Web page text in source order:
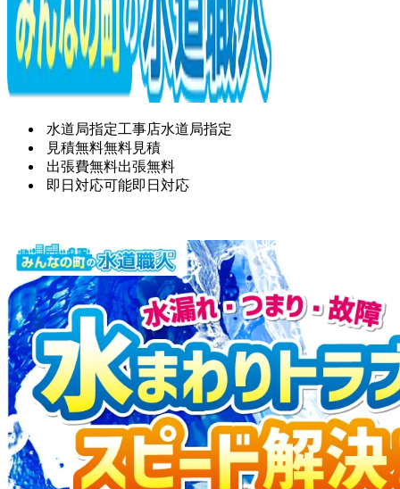
水道局指定工事店水道局指定
見積無料無料見積
出張費無料出張無料
即日対応可能即日対応